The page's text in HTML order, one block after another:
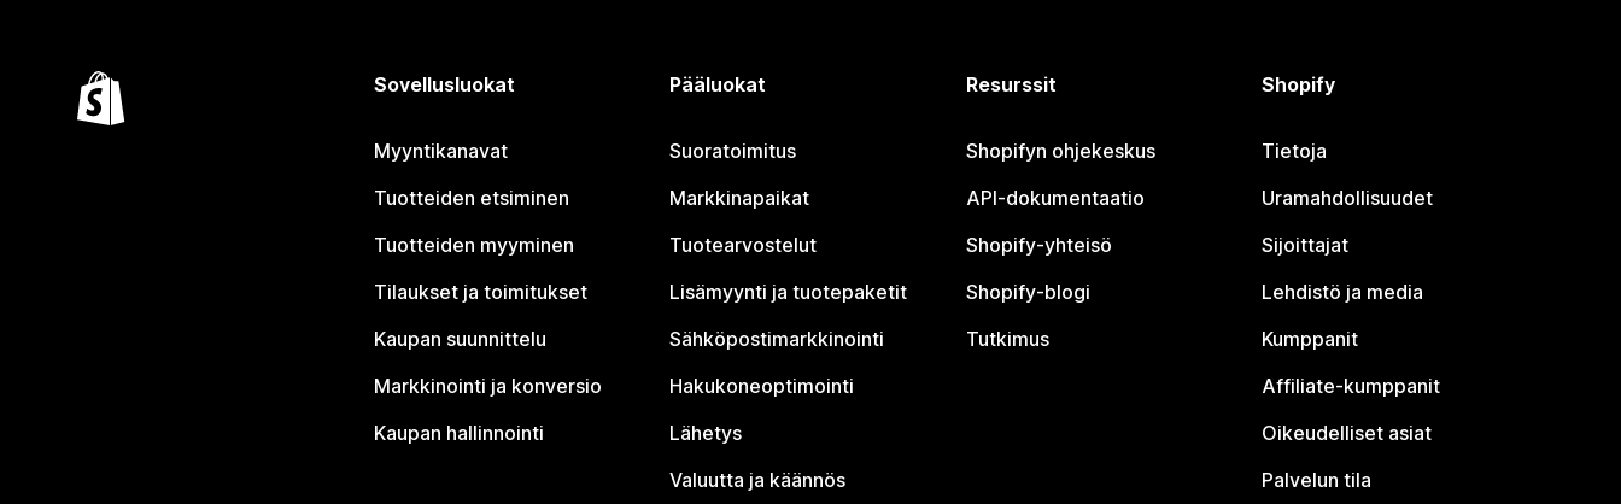
Sovellusluokat
Myyntikanavat
Tuotteiden etsiminen
Tuotteiden myyminen
Tilaukset ja toimitukset
Kaupan suunnittelu
Markkinointi ja konversio
Kaupan hallinnointi
Pääluokat
Suoratoimitus
Markkinapaikat
Tuotearvostelut
Lisämyynti ja tuotepaketit
Sähköpostimarkkinointi
Hakukoneoptimointi
Lähetys
Valuutta ja käännös
Resurssit
Shopifyn ohjekeskus
API-dokumentaatio
Shopify-yhteisö
Shopify-blogi
Tutkimus
Shopify
Tietoja
Uramahdollisuudet
Sijoittajat
Lehdistö ja media
Kumppanit
Affiliate-kumppanit
Oikeudelliset asiat
Palvelun tila